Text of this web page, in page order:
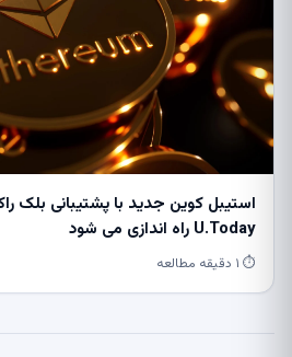
استیبل کوین جدید با پشتیبانی بلک
U.Today راه اندازی می شود
⏱ ۱ دقیقه مطالعه